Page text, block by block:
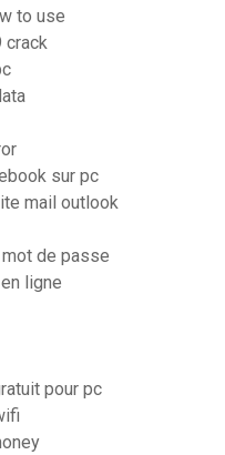
to use
crack
sur pc
mail outlook
de passe
ligne
pour pc